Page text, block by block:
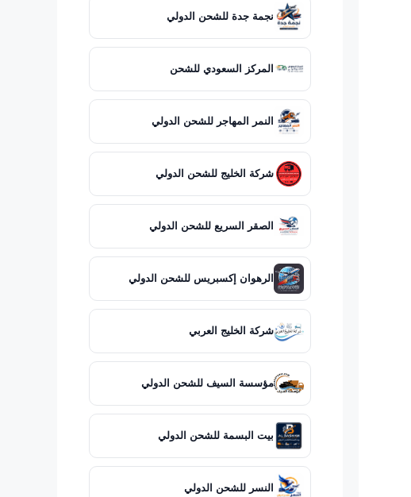
نجمة جدة للشحن الدولي
المركز السعودي للشحن
النمر المهاجر للشحن الدولي
شركة الخليج للشحن الدولي
الصقر السريع للشحن الدولي
الرهوان إكسبريس للشحن الدولي
شركة الخليج العربي
مؤسسة السيف للشحن الدولي
بيت البسمة للشحن الدولي
النسر للشحن الدولي